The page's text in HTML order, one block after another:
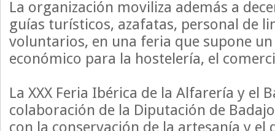
La organización moviliza además a
guías turísticos, azafatas, personal de
voluntarios, en una feria que supone
económico para la hostelería, el
La XXX Feria Ibérica de la Alfarería y el
colaboración de la Diputación de
con la conservación de la artesanía y el